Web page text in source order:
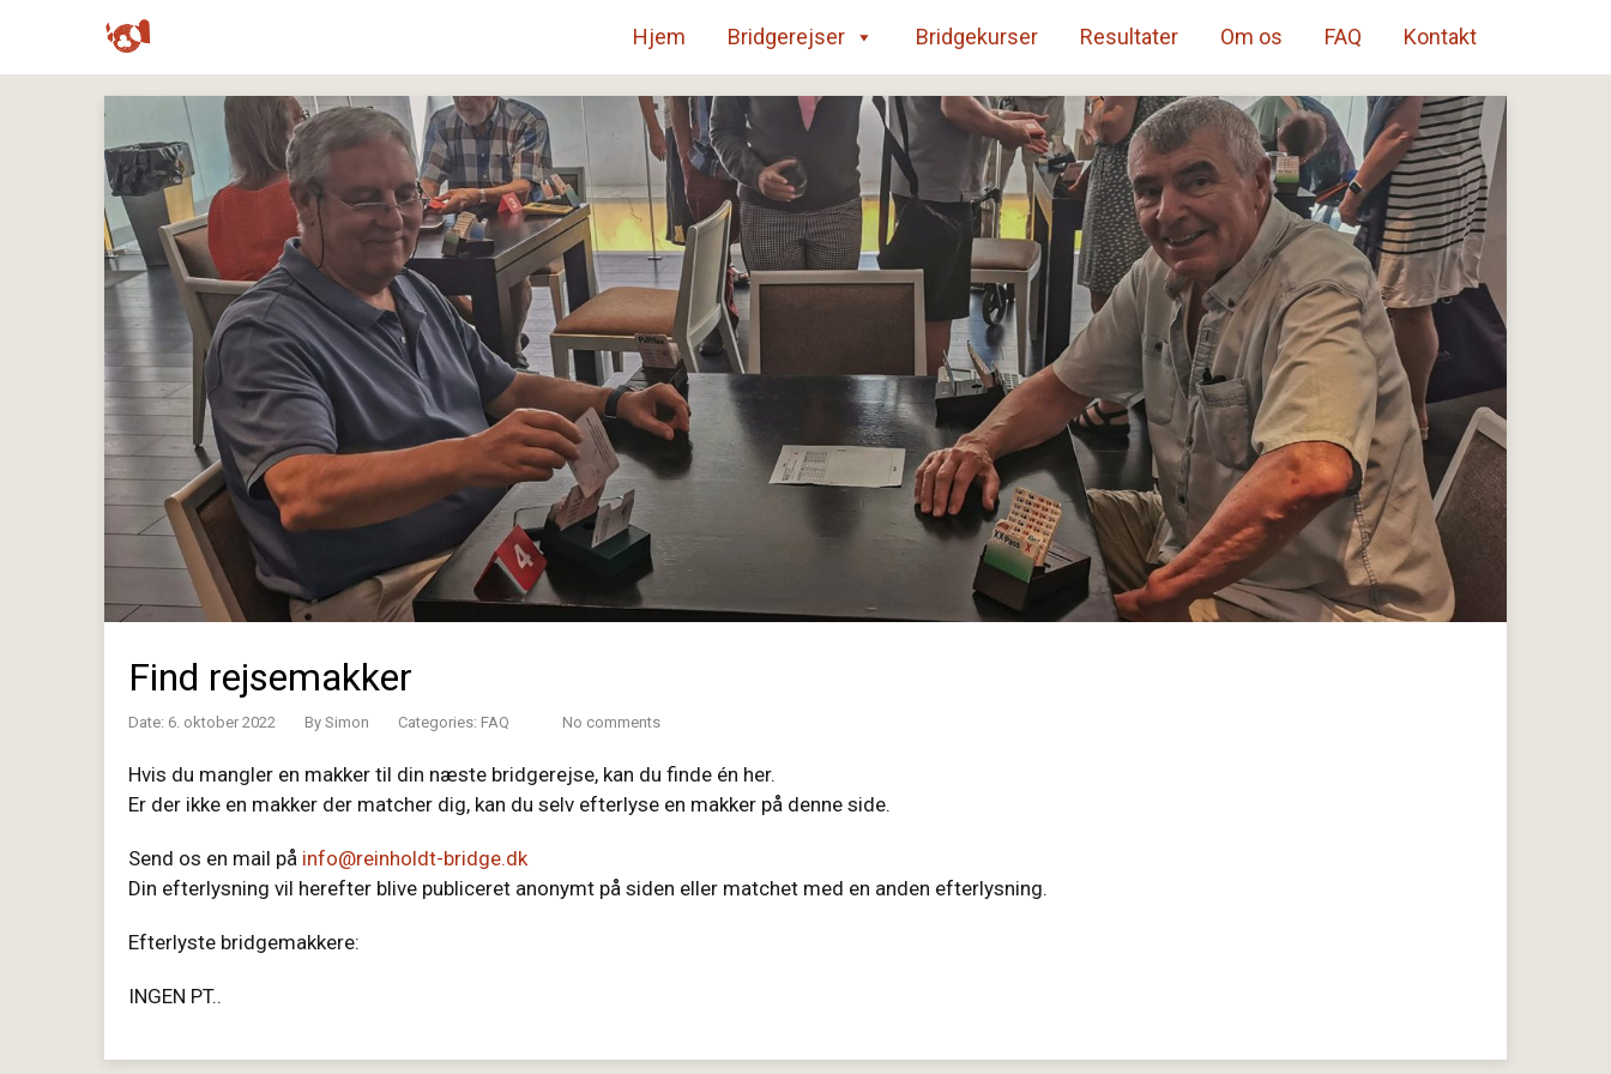
Hjem Bridgerejser Bridgekurser Resultater Om os FAQ Kontakt
Find rejsemakker
Date: 6. oktober 2022 By Simon Categories: FAQ No comments
Hvis du mangler en makker til din næste bridgerejse, kan du finde én her.
Er der ikke en makker der matcher dig, kan du selv efterlyse en makker på denne side.
Send os en mail på info@reinholdt-bridge.dk
Din efterlysning vil herefter blive publiceret anonymt på siden eller matchet med en anden efterlysning.
Efterlyste bridgemakkere:
INGEN PT..